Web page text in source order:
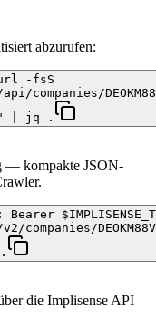
abzurufen:
-fsS
companies/
| jq .
— kompakte JSON-
die Implisense API